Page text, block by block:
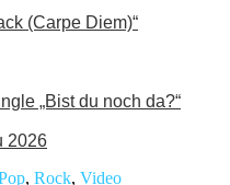
(Carpe Diem)“
„Bist du noch da?“
2026
, Rock, Video